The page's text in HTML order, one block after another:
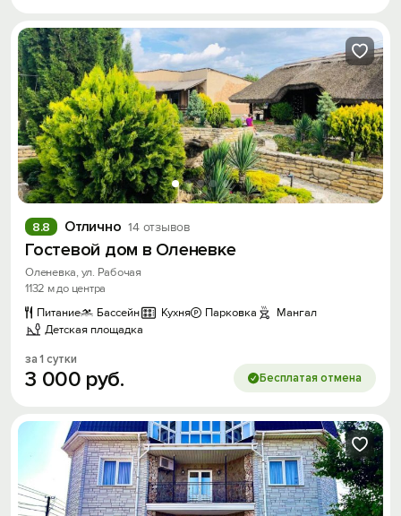
Отлично 14 отзывов
8.8
Гостевой дом в Оленевке
Оленевка, ул. Рабочая
1132 м до центра
Питание
Бассейн Кухня Парковка
Мангал
Детская площадка
за 1 сутки
3 000 руб. Бесплатая отмена
Получить промокод